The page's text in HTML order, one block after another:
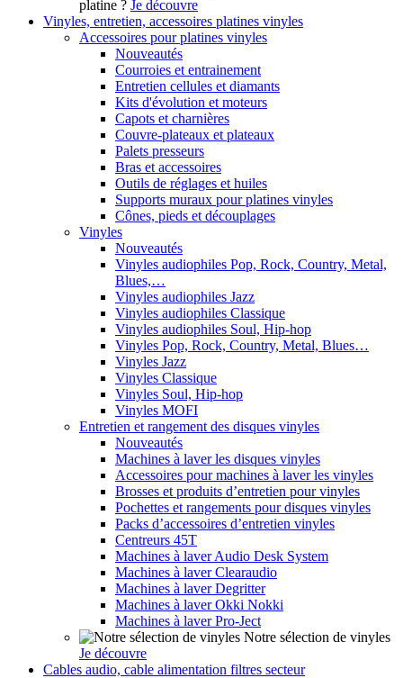
platine ? Je découvre
Vinyles, entretien, accessoires platines vinyles
Accessoires pour platines vinyles
Nouveautés
Courroies et entrainement
Entretien cellules et diamants
Kits d'évolution et moteurs
Capots et charnières
Couvre-plateaux et plateaux
Palets presseurs
Bras et accessoires
Outils de réglages et huiles
Supports muraux pour platines vinyles
Cônes, pieds et découplages
Vinyles
Nouveautés
Vinyles audiophiles Pop, Rock, Country, Metal,
Blues,…
Vinyles audiophiles Jazz
Vinyles audiophiles Classique
Vinyles audiophiles Soul, Hip-hop
Vinyles Pop, Rock, Country, Metal, Blues…
Vinyles Jazz
Vinyles Classique
Vinyles Soul, Hip-hop
Vinyles MOFI
Entretien et rangement des disques vinyles
Nouveautés
Machines à laver les disques vinyles
Accessoires pour machines à laver les vinyles
Brosses et produits d’entretien pour vinyles
Pochettes et rangements pour disques vinyles
Packs d’accessoires d’entretien vinyles
Centreurs 45T
Machines à laver Audio Desk System
Machines à laver Clearaudio
Machines à laver Degritter
Machines à laver Okki Nokki
Machines à laver Pro-Ject
Notre sélection de vinyles
Je découvre
Cables audio, cable alimentation filtres secteur